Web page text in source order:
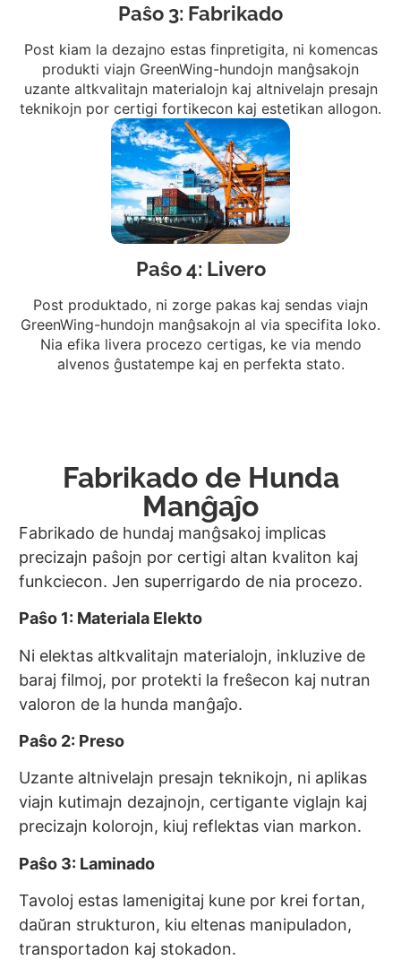
Paŝo 3: Fabrikado
Post kiam la dezajno estas finpretigita, ni komencas
produkti viajn GreenWing-hundojn manĝsakojn
uzante altkvalitajn materialojn kaj altnivelajn presajn
teknikojn por certigi fortikecon kaj estetikan allogon.
Paŝo 4: Livero
Post produktado, ni zorge pakas kaj sendas viajn
GreenWing-hundojn manĝsakojn al via specifita loko.
Nia efika livera procezo certigas, ke via mendo
alvenos ĝustatempe kaj en perfekta stato.
Fabrikado de Hunda
Manĝaĵo
Fabrikado de hundaj manĝsakoj implicas
precizajn paŝojn por certigi altan kvaliton kaj
funkciecon. Jen superrigardo de nia procezo.
Paŝo 1: Materiala Elekto
Ni elektas altkvalitajn materialojn, inkluzive de
baraj filmoj, por protekti la freŝecon kaj nutran
valoron de la hunda manĝaĵo.
Paŝo 2: Preso
Uzante altnivelajn presajn teknikojn, ni aplikas
viajn kutimajn dezajnojn, certigante viglajn kaj
precizajn kolorojn, kiuj reflektas vian markon.
Paŝo 3: Laminado
Tavoloj estas lamenigitaj kune por krei fortan,
daŭran strukturon, kiu eltenas manipuladon,
transportadon kaj stokadon.